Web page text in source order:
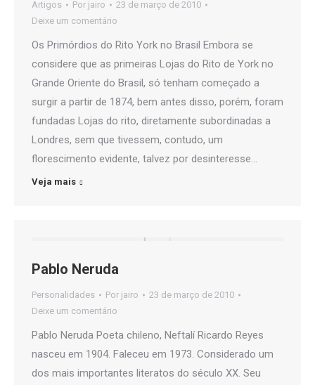
Artigos Por jairo
23 de março de 2010
Deixe um comentário
Os Primórdios do Rito York no Brasil Embora se
considere que as primeiras Lojas do Rito de York no
Grande Oriente do Brasil, só tenham começado a
surgir a partir de 1874, bem antes disso, porém, foram
fundadas Lojas do rito, diretamente subordinadas a
Londres, sem que tivessem, contudo, um
florescimento evidente, talvez por desinteresse…
Veja mais
Pablo Neruda
Personalidades Por jairo
23 de março de 2010
Deixe um comentário
Pablo Neruda Poeta chileno, Neftalí Ricardo Reyes
nasceu em 1904. Faleceu em 1973. Considerado um
dos mais importantes literatos do século XX. Seu